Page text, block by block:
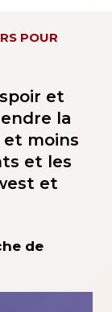
POUR
et
la
et moins
et les
et
de